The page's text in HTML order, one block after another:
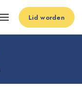
Lid worden